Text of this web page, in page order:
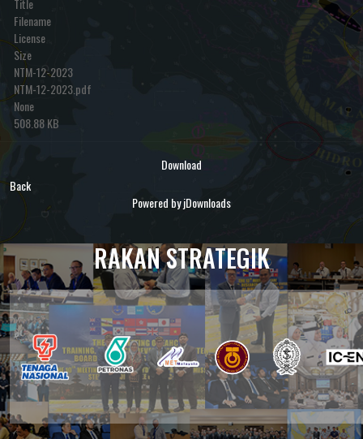
Title
Filename
License
Size
NTM-12-2023
NTM-12-2023.pdf
None
508.88 KB
Download
Back
Powered by jDownloads
RAKAN STRATEGIK